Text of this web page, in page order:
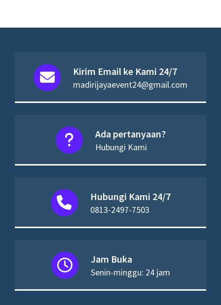
Kirim Email ke Kami 24/7
madirijayaevent24@gmail.com
Ada pertanyaan?
Hubungi Kami
Hubungi Kami 24/7
0813-2497-7503
Jam Buka
Senin-minggu: 24 jam